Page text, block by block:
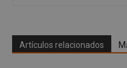
Artículos relacionados